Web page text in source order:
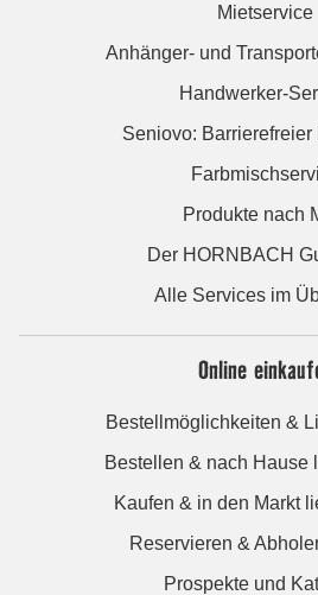
Mietservice
Anhänger- und
Handwerker-
Seniovo: Barrierefreier
Produkte nach
Der HORNBACH
Alle Services im
Online
Bestellmöglichkeiten &
Bestellen & nach Hause
Kaufen & in den Markt
Reservieren &
Prospekte und